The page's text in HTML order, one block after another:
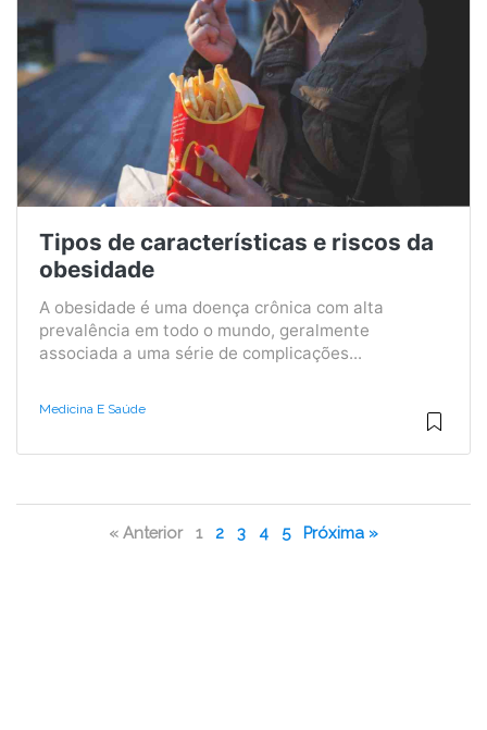
Tipos de características e riscos da
obesidade
A obesidade é uma doença crônica com alta
prevalência em todo o mundo, geralmente
associada a uma série de complicações...
Medicina E Saúde
« Anterior 1 2 3 4 5 Próxima »